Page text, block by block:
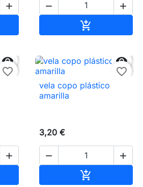
  


favorite_border


favorite_border
vela copo plástico
amarilla
3,20 €
 
